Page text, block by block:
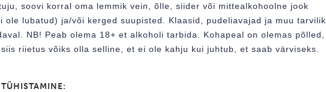
soovi korral oma lemmik vein, õlle, siider või mittealkohoolne jook
ole lubatud) ja/või kerged suupisted. Klaasid, pudeliavajad ja muu tarvilik
NB! Peab olema 18+ et alkoholi tarbida. Kohapeal on olemas põlled,
riietus võiks olla selline, et ei ole kahju kui juhtub, et saab värviseks.